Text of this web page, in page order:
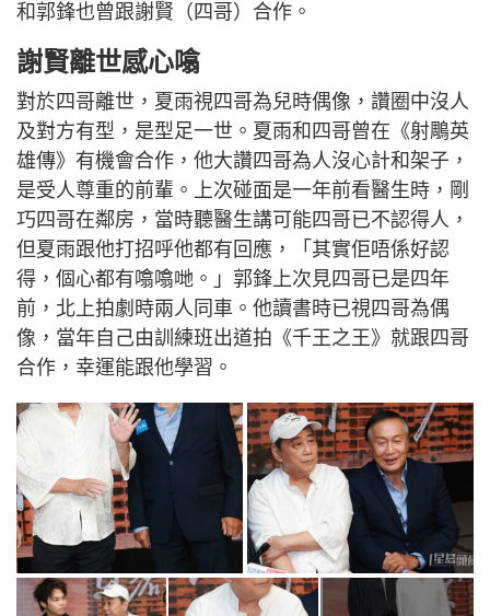
和郭鋒也曾跟謝賢（四哥）合作。
謝賢離世感心噏
對於四哥離世，夏雨視四哥為兒時偶像，讚圈中沒人
及對方有型，是型足一世。夏雨和四哥曾在《射鵰英
雄傳》有機會合作，他大讚四哥為人沒心計和架子，
是受人尊重的前輩。上次碰面是一年前看醫生時，剛
巧四哥在鄰房，當時聽醫生講可能四哥已不認得人，
但夏雨跟他打招呼他都有回應，「其實佢唔係好認
得，個心都有噏噏哋。」郭鋒上次見四哥已是四年
前，北上拍劇時兩人同車。他讀書時已視四哥為偶
像，當年自己由訓練班出道拍《千王之王》就跟四哥
合作，幸運能跟他學習。